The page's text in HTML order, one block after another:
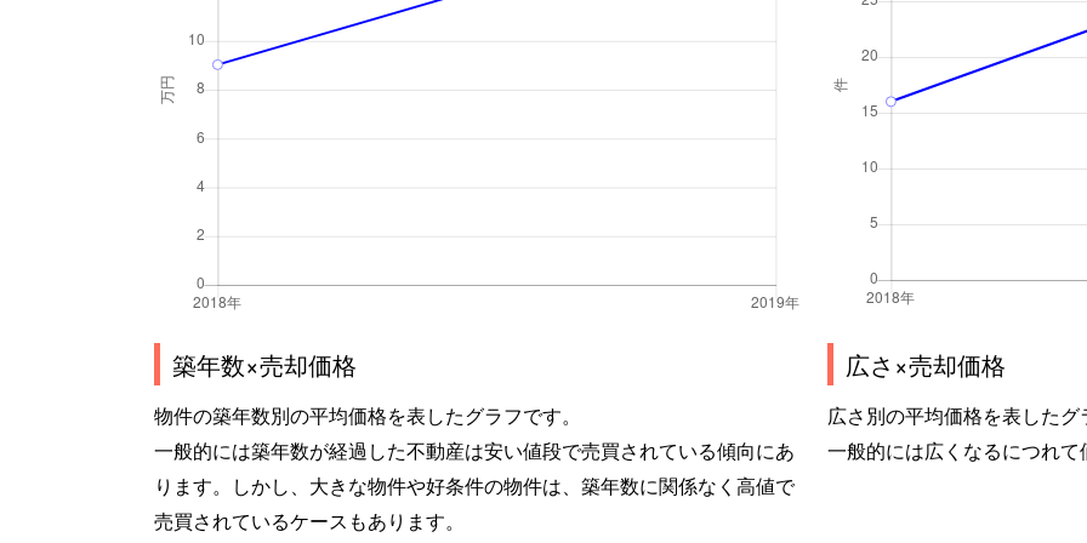
築年数×売却価格
物件の築年数別の平均価格を表したグラフです。
一般的には築年数が経過した不動産は安い値段で売買されている傾向にあ
ります。しかし、大きな物件や好条件の物件は、築年数に関係なく高値で
売買されているケースもあります。
広さ×売却価格
広さ別の平均価格を表した
一般的には広くなるにつれ